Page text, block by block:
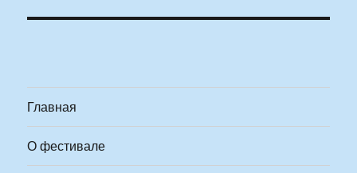
Главная
О фестивале